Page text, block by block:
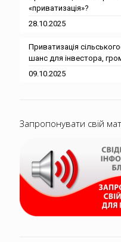
«приватизація»?
28.10.2025
Приватизація
шанс для інвестора,
09.10.2025
Запропонувати свій